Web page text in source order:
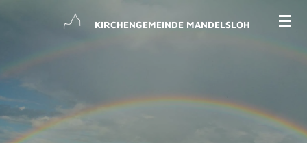
KIRCHENGEMEINDE MANDELSLOH